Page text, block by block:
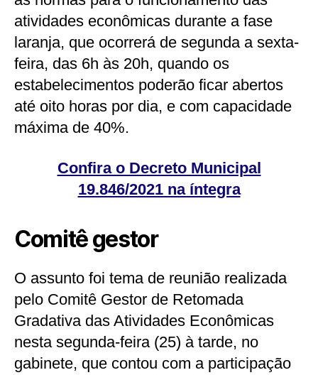
atividades econômicas durante a fase
laranja, que ocorrerá de segunda a sexta-
feira, das 6h às 20h, quando os
estabelecimentos poderão ficar abertos
até oito horas por dia, e com capacidade
máxima de 40%.
Confira o Decreto Municipal
19.846/2021 na íntegra
Comitê gestor
O assunto foi tema de reunião realizada
pelo Comitê Gestor de Retomada
Gradativa das Atividades Econômicas
nesta segunda-feira (25) à tarde, no
gabinete, que contou com a participação